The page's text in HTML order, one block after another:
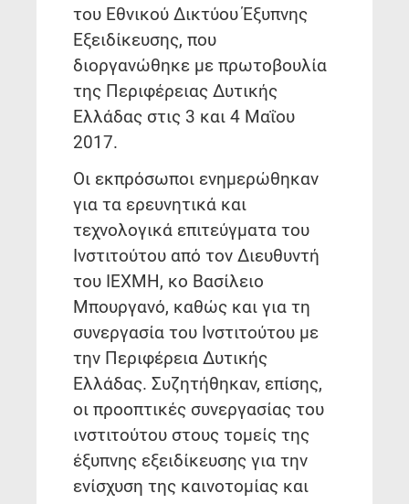
του Εθνικού Δικτύου Έξυπνης
Εξειδίκευσης, που
διοργανώθηκε με πρωτοβουλία
της Περιφέρειας Δυτικής
Ελλάδας στις 3 και 4 Μαΐου
2017.
Οι εκπρόσωποι ενημερώθηκαν
για τα ερευνητικά και
τεχνολογικά επιτεύγματα του
Ινστιτούτου από τον Διευθυντή
του ΙΕΧΜΗ, κο Βασίλειο
Μπουργανό, καθώς και για τη
συνεργασία του Ινστιτούτου με
την Περιφέρεια Δυτικής
Ελλάδας. Συζητήθηκαν, επίσης,
οι προοπτικές συνεργασίας του
ινστιτούτου στους τομείς της
έξυπνης εξειδίκευσης για την
ενίσχυση της καινοτομίας και